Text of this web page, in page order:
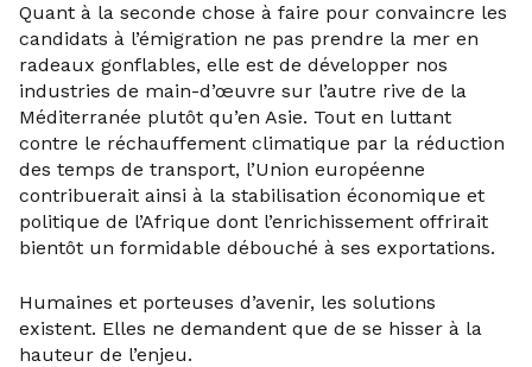
Quant à la seconde chose à faire pour convaincre les
candidats à l’émigration ne pas prendre la mer en
radeaux gonflables, elle est de développer nos
industries de main-d’œuvre sur l’autre rive de la
Méditerranée plutôt qu’en Asie. Tout en luttant
contre le réchauffement climatique par la réduction
des temps de transport, l’Union européenne
contribuerait ainsi à la stabilisation économique et
politique de l’Afrique dont l’enrichissement offrirait
bientôt un formidable débouché à ses exportations.
Humaines et porteuses d’avenir, les solutions
existent. Elles ne demandent que de se hisser à la
hauteur de l’enjeu.